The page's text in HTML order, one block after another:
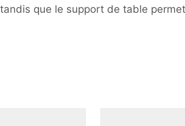
que le support de table